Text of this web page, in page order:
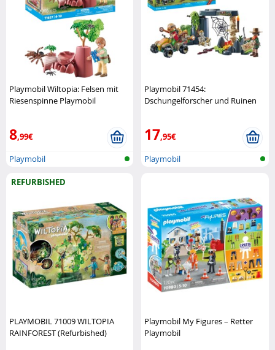
Playmobil Wiltopia: Felsen mit
Riesenspinne Playmobil
8,99€
Playmobil
Playmobil 71454:
Dschungelforscher und Ruinen
17,95€
Playmobil
REFURBISHED
PLAYMOBIL 71009 WILTOPIA
RAINFOREST (Refurbished)
Playmobil My Figures – Retter
Playmobil